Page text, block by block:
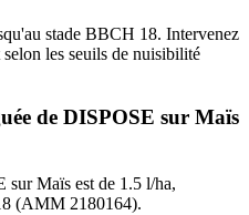
stade BBCH 18. Intervenez
les seuils de nuisibilité
de DISPOSE sur Maïs
sur Maïs est de 1.5 l/ha,
(AMM 2180164).